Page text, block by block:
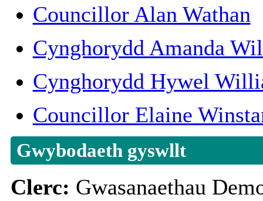
Councillor Alan Wathan
Cynghorydd Amanda
Cynghorydd Hywel
Councillor Elaine
Gwybodaeth gyswllt
Clerc: Gwasanaethau